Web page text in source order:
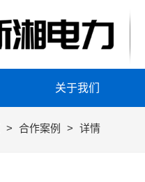
关于我们
> 合作案例 > 详情